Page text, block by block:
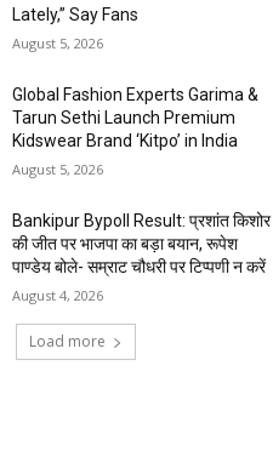
Lately,” Say Fans
August 5, 2026
Global Fashion Experts Garima &
Tarun Sethi Launch Premium
Kidswear Brand ‘Kitpo’ in India
August 5, 2026
Bankipur Bypoll Result: प्रशांत किशोर
की जीत पर भाजपा का बड़ा बयान, रूपेश
पाण्डेय बोले- सम्राट चौधरी पर टिप्पणी न करें
August 4, 2026
Load more